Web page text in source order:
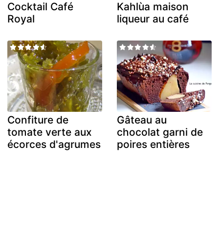
Cocktail Café
Royal
Kahlùa maison
liqueur au café
Confiture de
tomate verte aux
écorces d'agrumes
Gâteau au
chocolat garni de
poires entières